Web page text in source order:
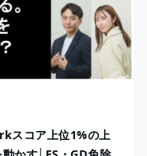
スコア上位1%の上